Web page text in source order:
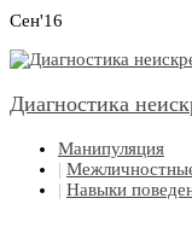
Сен'16
Диагностика
Манипуляция
|
| Навыки